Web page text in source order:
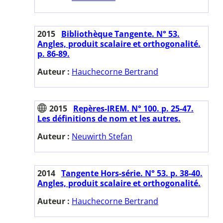
2015 Bibliothèque Tangente. N° 53.
Angles, produit scalaire et orthogonalité.
p. 86-89.
Auteur : Hauchecorne Bertrand
2015 Repères-IREM. N° 100. p. 25-47.
Les définitions de nom et les autres.
Auteur : Neuwirth Stefan
2014 Tangente Hors-série. N° 53. p. 38-40.
Angles, produit scalaire et orthogonalité.
Auteur : Hauchecorne Bertrand